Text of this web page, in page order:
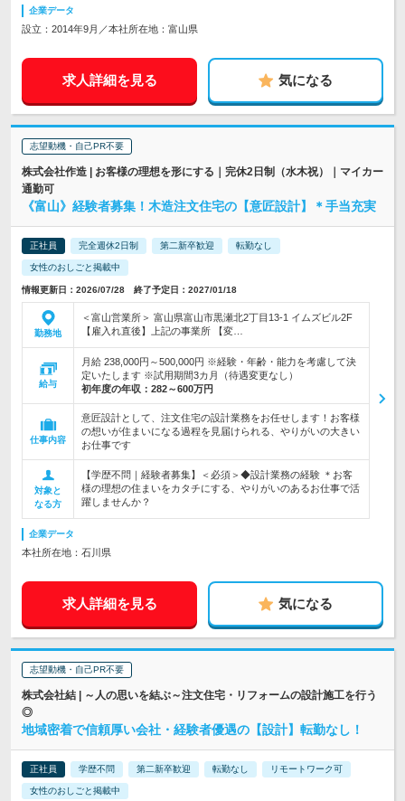
企業データ
設立：2014年9月／本社所在地：富山県
求人詳細を見る 気になる
志望動機・自己PR不要
株式会社作造 | お客様の理想を形にする｜完休2日制（水木祝）｜マイカー
通勤可
《富山》経験者募集！木造注文住宅の【意匠設計】＊手当充実
正社員 完全週休2日制 第二新卒歓迎 転勤なし
女性のおしごと掲載中
情報更新日：2026/07/28 終了予定日：2027/01/18
勤務地
＜富山営業所＞ 富山県富山市黒瀬北2丁目13-1 イムズビル2F
【雇入れ直後】上記の事業所 【変…
給与
月給 238,000円～500,000円 ※経験・年齢・能力を考慮して決
定いたします ※試用期間3カ月（待遇変更なし）
初年度の年収： 282～600万円
仕事内容
意匠設計として、注文住宅の設計業務をお任せします！お客様
の想いが住まいになる過程を見届けられる、やりがいの大きい
お仕事です
対象と
なる方
【学歴不問｜経験者募集】＜必須＞◆設計業務の経験 ＊お客
様の理想の住まいをカタチにする、やりがいのあるお仕事で活
躍しませんか？
企業データ
本社所在地：石川県
求人詳細を見る 気になる
志望動機・自己PR不要
株式会社結 | ～人の思いを結ぶ～注文住宅・リフォームの設計施工を行う
◎
地域密着で信頼厚い会社・経験者優遇の【設計】転勤なし！
正社員 学歴不問 第二新卒歓迎 転勤なし リモートワーク可
女性のおしごと掲載中